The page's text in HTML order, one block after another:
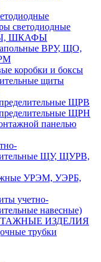
светодиодные
ШКАФЫ
ВРУ, ЩО,
коробки и боксы
щиты
ЩРВ
ЩРН
панелью
ЩУ, ЩУРВ,
УРЭМ, УЭРБ,
учетно-
навесные)
ИЗДЕЛИЯ
трубки